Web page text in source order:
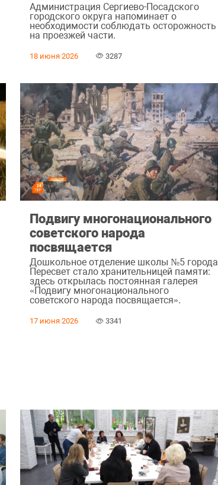
Администрация Сергиево-Посадского
городского округа напоминает о
необходимости соблюдать осторожность
на проезжей части.
18 июня 2026 3287
Подвигу многонационального
советского народа
посвящается
Дошкольное отделение школы №5 города
Пересвет стало хранительницей памяти:
здесь открылась постоянная галерея
«Подвигу многонационального
советского народа посвящается».
17 июня 2026 3341